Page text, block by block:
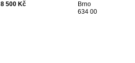
8 500 Kč
Brno
634 00